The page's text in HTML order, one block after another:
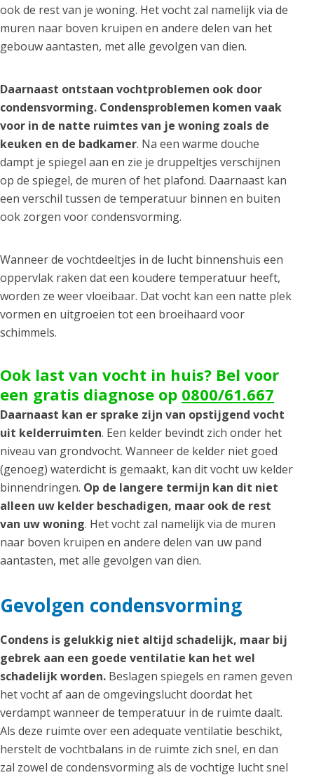
ook de rest van je woning. Het vocht zal namelijk via de
muren naar boven kruipen en andere delen van het
gebouw aantasten, met alle gevolgen van dien.
Daarnaast ontstaan vochtproblemen ook door
condensvorming. Condensproblemen komen vaak
voor in de natte ruimtes van je woning zoals de
keuken en de badkamer. Na een warme douche
dampt je spiegel aan en zie je druppeltjes verschijnen
op de spiegel, de muren of het plafond. Daarnaast kan
een verschil tussen de temperatuur binnen en buiten
ook zorgen voor condensvorming.
Wanneer de vochtdeeltjes in de lucht binnenshuis een
oppervlak raken dat een koudere temperatuur heeft,
worden ze weer vloeibaar. Dat vocht kan een natte plek
vormen en uitgroeien tot een broeihaard voor
schimmels.
Ook last van vocht in huis? Bel voor
een gratis diagnose op 0800/61.667
Daarnaast kan er sprake zijn van opstijgend vocht
uit kelderruimten. Een kelder bevindt zich onder het
niveau van grondvocht. Wanneer de kelder niet goed
(genoeg) waterdicht is gemaakt, kan dit vocht uw kelder
binnendringen. Op de langere termijn kan dit niet
alleen uw kelder beschadigen, maar ook de rest
van uw woning. Het vocht zal namelijk via de muren
naar boven kruipen en andere delen van uw pand
aantasten, met alle gevolgen van dien.
Gevolgen condensvorming
Condens is gelukkig niet altijd schadelijk, maar bij
gebrek aan een goede ventilatie kan het wel
schadelijk worden. Beslagen spiegels en ramen geven
het vocht af aan de omgevingslucht doordat het
verdampt wanneer de temperatuur in de ruimte daalt.
Als deze ruimte over een adequate ventilatie beschikt,
herstelt de vochtbalans in de ruimte zich snel, en dan
zal zowel de condensvorming als de vochtige lucht snel